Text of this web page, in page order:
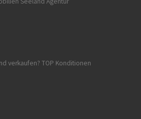
verkaufen? TOP Konditionen